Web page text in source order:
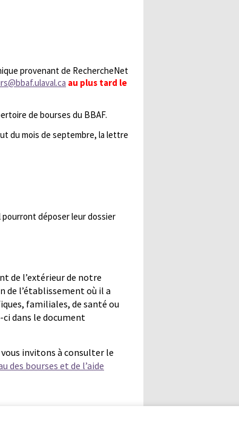
provenant de RechercheNet
au plus tard le
de bourses du BBAF.
du mois de septembre, la lettre
pourront déposer leur dossier
de l’extérieur de notre
de l’établissement où il a
familiales, de santé ou
dans le document
invitons à consulter le
des bourses et de l’aide